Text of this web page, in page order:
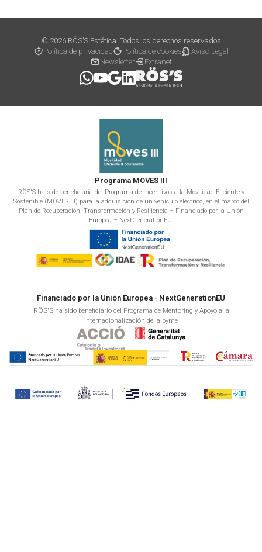
© 2026 RÖS’S Estética. Todos los derechos reservados
Política de privacidad
Política de cookies
Aviso Legal
Newsletter
Extranet
Programa MOVES III
RÖS'S ha sido beneficiaria del Programa de Incentivos a la Movilidad Eficiente y
Sostenible (MOVES III) para la adquisición de un vehículo eléctrico, en el marco del
Plan de Recuperación, Transformación y Resiliencia – Financiado por la Unión
Europea – NextGenerationEU.
Financiado por la Unión Europea - NextGenerationEU
RÖS'S ha sido beneficiario del Programa de Mentoring y Apoyo a la
internacionalización de la pyme